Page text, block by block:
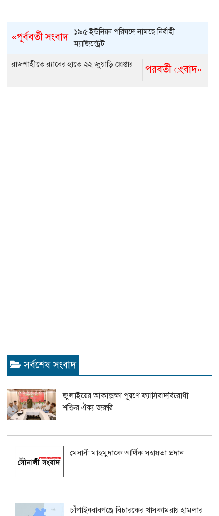
«পূর্ববর্তী সংবাদ ১৯৫ ইউনিয়ন পরিষদে নামছে নির্বাহী
ম্যাজিস্ট্রেট
পরবর্তী ংবাদ»
রাজশাহীতে র‌্যাবের হাতে ২২ জুয়াড়ি গ্রেপ্তার
সর্বশেষ সংবাদ
জুলাইয়ের আকাক্সক্ষা পূরণে ফ্যাসিবাদবিরোধী
শক্তির ঐক্য জরুরি
মেধাবী মাহমুদাকে আর্থিক সহায়তা প্রদান
চাঁপাইনবাবগঞ্জে বিচারকের খাসকামরায় হামলার